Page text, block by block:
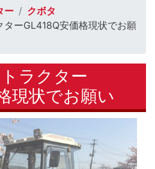
ー
クボタ
ターGL418Q安価格現状でお願
ラクター
現状でお願い